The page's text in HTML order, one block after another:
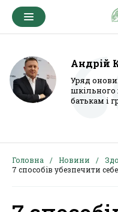
Андрій
Уряд
шкільного
батькам і
Головна Новини
7 способів убезпечити себе